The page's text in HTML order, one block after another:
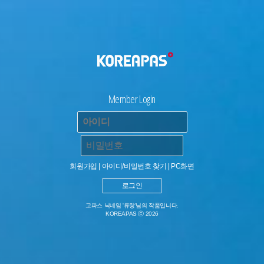
Member Login
회원가입 | 아이디/비밀번호 찾기 | PC화면
고파스 닉네임 '류랑'님의 작품입니다.
KOREAPAS ⓒ 2026